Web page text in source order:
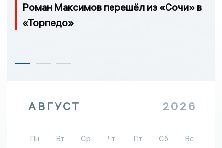
Роман Максимов перешёл из «Сочи» в
«Торпедо»
АВГУСТ 2026
Пн Вт Ср Чт Пт Сб
Вс